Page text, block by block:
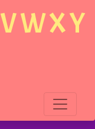
VWXY